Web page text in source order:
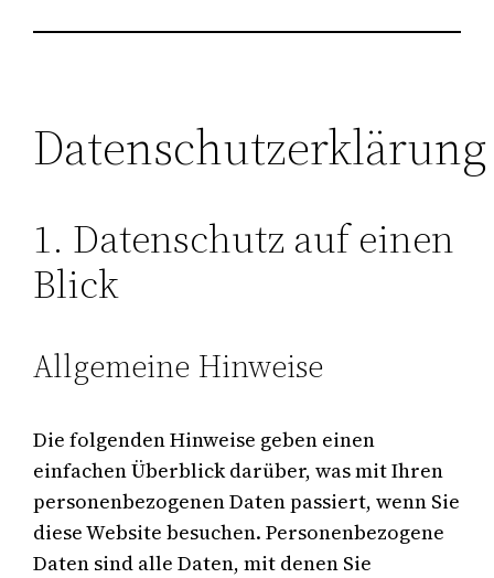
Datenschutzerklärung
1. Datenschutz auf einen
Blick
Allgemeine Hinweise
Die folgenden Hinweise geben einen
einfachen Überblick darüber, was mit Ihren
personenbezogenen Daten passiert, wenn Sie
diese Website besuchen. Personenbezogene
Daten sind alle Daten, mit denen Sie